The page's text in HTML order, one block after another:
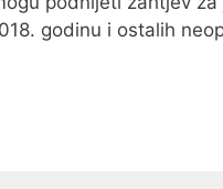
godinu i ostalih